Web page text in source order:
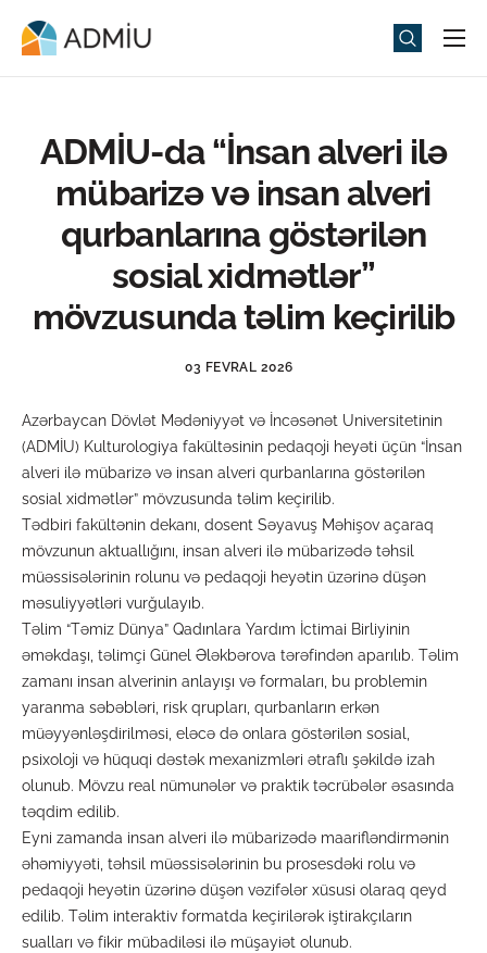
Universitet
Media
Tədbirlər
Qəbul
Universitet həyatı
ADMİU-da “İnsan alveri ilə
mübarizə və insan alveri
qurbanlarına göstərilən
sosial xidmətlər”
mövzusunda təlim keçirilib
03 FEVRAL 2026
Azərbaycan Dövlət Mədəniyyət və İncəsənət Universitetinin
(ADMİU) Kulturologiya fakültəsinin pedaqoji heyəti üçün “İnsan
alveri ilə mübarizə və insan alveri qurbanlarına göstərilən
sosial xidmətlər” mövzusunda təlim keçirilib.
Tədbiri fakültənin dekanı, dosent Səyavuş Məhişov açaraq
mövzunun aktuallığını, insan alveri ilə mübarizədə təhsil
müəssisələrinin rolunu və pedaqoji heyətin üzərinə düşən
məsuliyyətləri vurğulayıb.
Təlim “Təmiz Dünya” Qadınlara Yardım İctimai Birliyinin
əməkdaşı, təlimçi Günel Ələkbərova tərəfindən aparılıb. Təlim
zamanı insan alverinin anlayışı və formaları, bu problemin
yaranma səbəbləri, risk qrupları, qurbanların erkən
müəyyənləşdirilməsi, eləcə də onlara göstərilən sosial,
psixoloji və hüquqi dəstək mexanizmləri ətraflı şəkildə izah
olunub. Mövzu real nümunələr və praktik təcrübələr əsasında
təqdim edilib.
Eyni zamanda insan alveri ilə mübarizədə maarifləndirmənin
əhəmiyyəti, təhsil müəssisələrinin bu prosesdəki rolu və
pedaqoji heyətin üzərinə düşən vəzifələr xüsusi olaraq qeyd
edilib. Təlim interaktiv formatda keçirilərək iştirakçıların
sualları və fikir mübadiləsi ilə müşayiət olunub.